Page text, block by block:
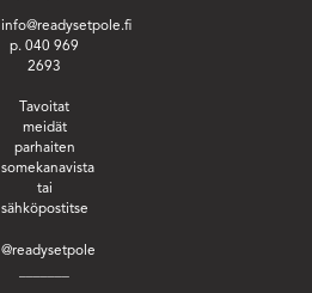
info@readysetpole.fi
p. 040 969
2693
Tavoitat
meidät
parhaiten
somekanavista
tai
sähköpostitse
@readysetpole